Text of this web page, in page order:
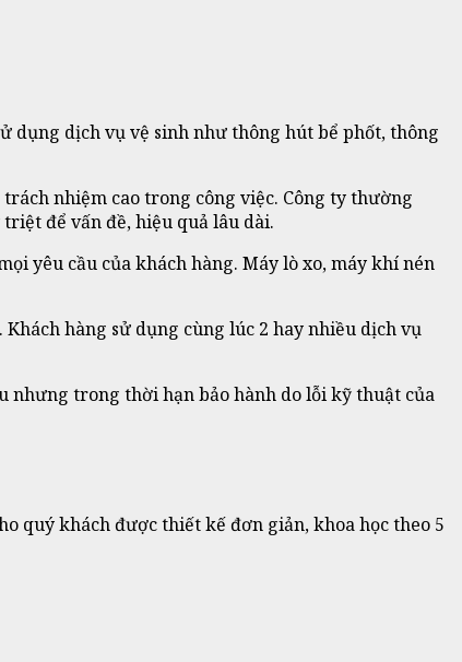
dụng dịch vụ vệ sinh như thông hút bể phốt, thông
nhiệm cao trong công việc. Công ty thường
để vấn đề, hiệu quả lâu dài.
yêu cầu của khách hàng. Máy lò xo, máy khí nén
hàng sử dụng cùng lúc 2 hay nhiều dịch vụ
nhưng trong thời hạn bảo hành do lỗi kỹ thuật của
quý khách được thiết kế đơn giản, khoa học theo 5